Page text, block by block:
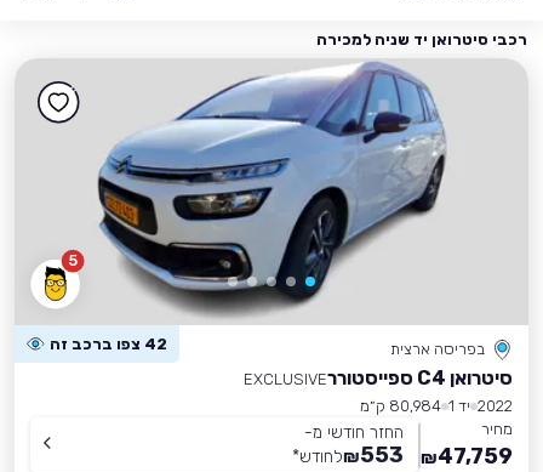
רכבי סיטרואן יד שניה למכירה
5
בפריסה ארצית 42 צפו ברכב זה
סיטרואן C4 ספייסטורר
EXCLUSIVE
2022 יד 1
80,984 ק״מ
מחיר
47,759
₪
החזר חודשי מ-
553
₪לחודש*